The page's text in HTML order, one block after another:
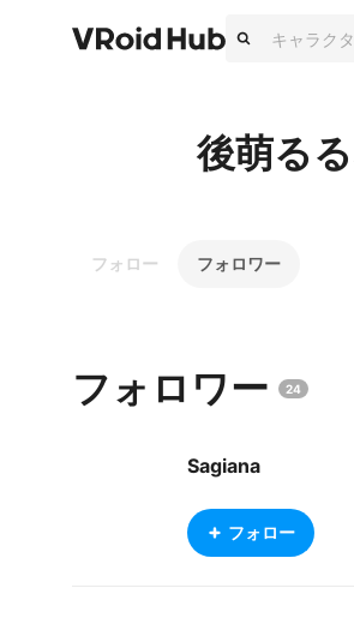
後萌る
フォロー フォロワー
フォロワー 24
Sagiana
フォロー